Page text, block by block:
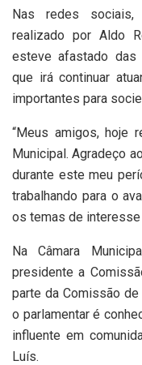
Nas redes sociais,
realizado por Aldo
esteve afastado das
que irá continuar
importantes para
“Meus amigos, hoje
Municipal. Agradeço
durante este meu
trabalhando para o
os temas de interesse
Na Câmara
presidente a
parte da Comissão
o parlamentar é
influente em
Luís.